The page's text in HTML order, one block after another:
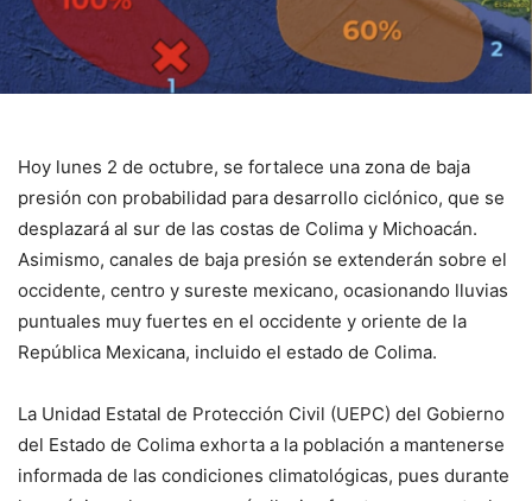
Hoy lunes 2 de octubre, se fortalece una zona de baja
presión con probabilidad para desarrollo ciclónico, que se
desplazará al sur de las costas de Colima y Michoacán.
Asimismo, canales de baja presión se extenderán sobre el
occidente, centro y sureste mexicano, ocasionando lluvias
puntuales muy fuertes en el occidente y oriente de la
República Mexicana, incluido el estado de Colima.
La Unidad Estatal de Protección Civil (UEPC) del Gobierno
del Estado de Colima exhorta a la población a mantenerse
informada de las condiciones climatológicas, pues durante